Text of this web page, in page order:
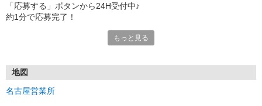
「応募する」ボタンから24H受付中♪
約1分で応募完了！
①応募から3営業日を目安に、メールorお電話でご連絡します。
もっと見る
地図
名古屋営業所